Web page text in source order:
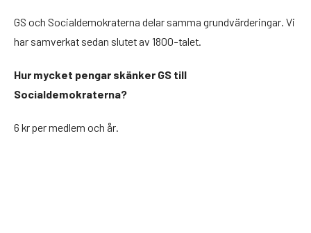
GS och Socialdemokraterna delar samma grundvärderingar. Vi
har samverkat sedan slutet av 1800-talet.
Hur mycket pengar skänker GS till
Socialdemokraterna?
6 kr per medlem och år.